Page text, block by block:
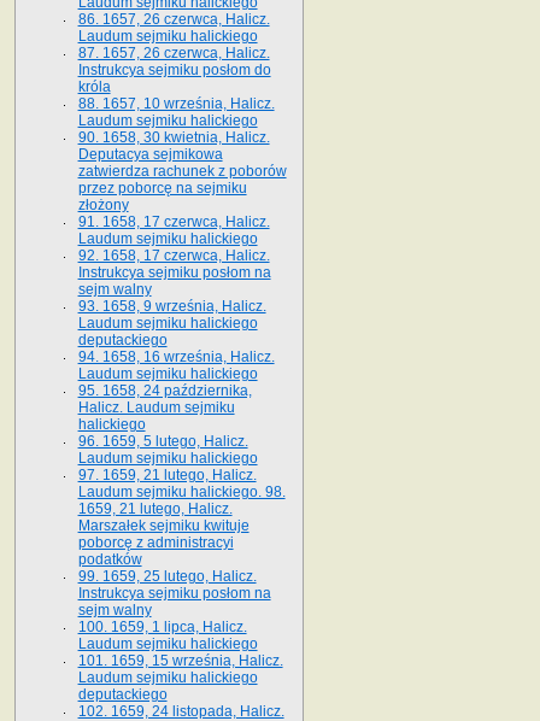
86. 1657, 26 czerwca, Halicz.
Laudum sejmiku halickiego
87. 1657, 26 czerwca, Halicz.
Instrukcya sejmiku posłom do
króla
88. 1657, 10 września, Halicz.
Laudum sejmiku halickiego
90. 1658, 30 kwietnia, Halicz.
Deputacya sejmikowa
zatwierdza rachunek z poborów
przez poborcę na sejmiku
złożony
91. 1658, 17 czerwca, Halicz.
Laudum sejmiku halickiego
92. 1658, 17 czerwca, Halicz.
Instrukcya sejmiku posłom na
sejm walny
93. 1658, 9 września, Halicz.
Laudum sejmiku halickiego
deputackiego
94. 1658, 16 września, Halicz.
Laudum sejmiku halickiego
95. 1658, 24 października,
Halicz. Laudum sejmiku
halickiego
96. 1659, 5 lutego, Halicz.
Laudum sejmiku halickiego
97. 1659, 21 lutego, Halicz.
Laudum sejmiku halickiego. 98.
1659, 21 lutego, Halicz.
Marszałek sejmiku kwituje
poborcę z administracyi
podatków
99. 1659, 25 lutego, Halicz.
Instrukcya sejmiku posłom na
sejm walny
100. 1659, 1 lipca, Halicz.
Laudum sejmiku halickiego
101. 1659, 15 września, Halicz.
Laudum sejmiku halickiego
deputackiego
102. 1659, 24 listopada, Halicz.